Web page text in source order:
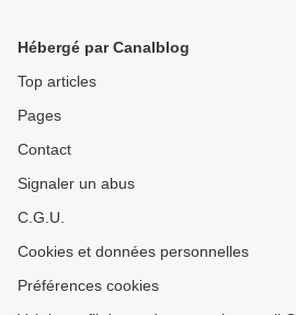
Hébergé par Canalblog
Top articles
Pages
Contact
Signaler un abus
C.G.U.
Cookies et données personnelles
Préférences cookies